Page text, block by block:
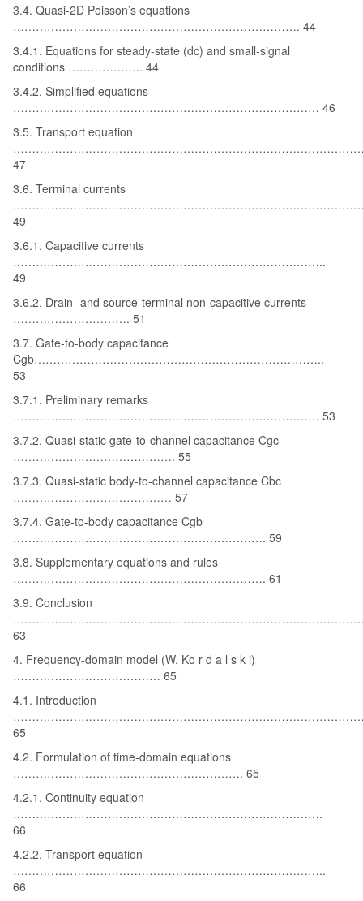
3.4. Quasi-2D Poisson’s equations
…………………………………………………………………. 44
3.4.1. Equations for steady-state (dc) and small-signal
conditions ……………….. 44
3.4.2. Simplified equations
……………………………………………………………………… 46
3.5. Transport equation
47
3.6. Terminal currents
49
3.6.1. Capacitive currents
………………………………………………………………………..
49
3.6.2. Drain- and source-terminal non-capacitive currents
…………………………. 51
3.7. Gate-to-body capacitance
Cgb…………………………………………………………………..
53
3.7.1. Preliminary remarks
……………………………………………………………………… 53
3.7.2. Quasi-static gate-to-channel capacitance Cgc
……………………………………. 55
3.7.3. Quasi-static body-to-channel capacitance Cbc
…………………………………… 57
3.7.4. Gate-to-body capacitance Cgb
…………………………………………………………. 59
3.8. Supplementary equations and rules
…………………………………………………………. 61
3.9. Conclusion
63
4. Frequency-domain model (W. Ko r d a l s k i)
………………………………… 65
4.1. Introduction
65
4.2. Formulation of time-domain equations
……………………………………………………. 65
4.2.1. Continuity equation
……………………………………………………………………….
66
4.2.2. Transport equation
………………………………………………………………………..
66